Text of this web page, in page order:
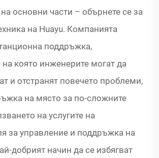
основни части – обърнете се за
на Huayu. Компанията
поддръжка,
на която инженерите могат да
и отстранят повечето проблеми,
на място за по-сложните
на услугите на
за управление и поддръжка на
добрият начин да се избягват